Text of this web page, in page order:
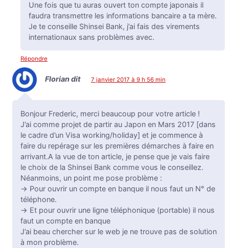
Une fois que tu auras ouvert ton compte japonais il
faudra transmettre les informations bancaire a ta mère.
Je te conseille Shinsei Bank, j’ai fais des virements
internationaux sans problèmes avec.
Répondre
Floriandit 7 janvier 2017 à 9 h 56 min
Bonjour Frederic, merci beaucoup pour votre article !
J’ai comme projet de partir au Japon en Mars 2017 [dans
le cadre d’un Visa working/holiday] et je commence à
faire du repérage sur les premières démarches à faire en
arrivant.A la vue de ton article, je pense que je vais faire
le choix de la Shinsei Bank comme vous le conseillez.
Néanmoins, un point me pose problème :
-> Pour ouvrir un compte en banque il nous faut un N° de
téléphone.
-> Et pour ouvrir une ligne téléphonique (portable) il nous
faut un compte en banque
J’ai beau chercher sur le web je ne trouve pas de solution
à mon problème.